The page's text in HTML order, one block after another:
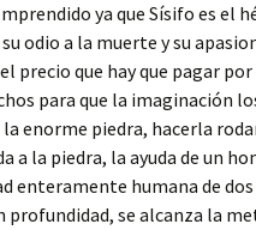
ya que Sísifo es el
odio a la muerte y su
precio que hay que pagar por
para que la imaginación
enorme piedra, hacerla
a la piedra, la ayuda de un
enteramente humana de
se alcanza la